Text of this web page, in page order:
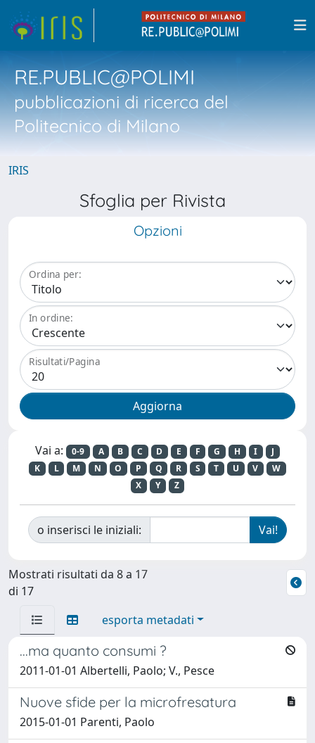
RE.PUBLIC@POLIMI
pubblicazioni di ricerca del
Politecnico di Milano
IRIS
Sfoglia per Rivista
Opzioni
Ordina per:
In ordine:
Risultati/Pagina
Vai a: 0-9 A B C D E F G H I
J
K
L M N O P Q R S T U V
W
X
Y Z
o inserisci le iniziali:
Mostrati risultati da 8 a 17
di 17
esporta metadati
...ma quanto consumi ?
2011-01-01 Albertelli, Paolo; V., Pesce
Nuove sfide per la microfresatura
2015-01-01 Parenti, Paolo